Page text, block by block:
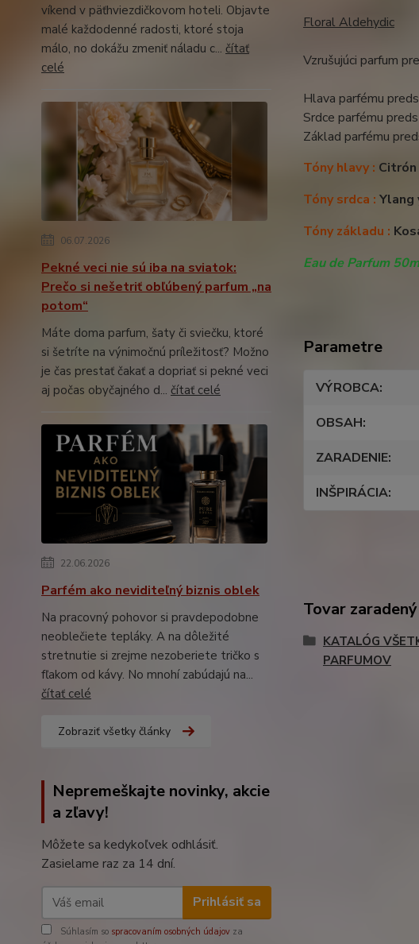
víkend v päťhviezdičkovom hoteli. Objavte
malé každodenné radosti, ktoré stoja
málo, no dokážu zmeniť náladu c... čítať
celé
06.07.2026
Pekné veci nie sú iba na sviatok:
Prečo si nešetriť obľúbený parfum „na
potom“
Máte doma parfum, šaty či sviečku, ktoré
si šetríte na výnimočnú príležitosť? Možno
je čas prestať čakať a dopriať si pekné veci
aj počas obyčajného d... čítať celé
22.06.2026
Parfém ako neviditeľný biznis oblek
Na pracovný pohovor si pravdepodobne
neoblečiete tepláky. A na dôležité
stretnutie si zrejme nezoberiete tričko s
fľakom od kávy. No mnohí zabúdajú na...
čítať celé
Zobraziť všetky články
Nepremeškajte novinky, akcie
a zľavy!
Môžete sa kedykoľvek odhlásiť.
Zasielame raz za 14 dní.
Prihlásiť sa
Súhlasím so spracovaním osobných údajov za
Floral Aldehydic
Vzrušujúci parfum
Hlava parfému
Srdce parfému
Základ parfému
Tóny hlavy : Citrón
Tóny srdca : Ylang
Tóny základu :
Eau de Parfum
Parametre
VÝROBCA
OBSAH
ZARADENIE
INŠPIRÁCIA
Tovar
KATALÓG
PARFUMOV